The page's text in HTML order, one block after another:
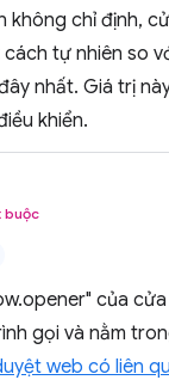
không chỉ định,
tự nhiên so
nhất. Giá trị
khiển.
buộc
của
gọi và nằm
web có liên